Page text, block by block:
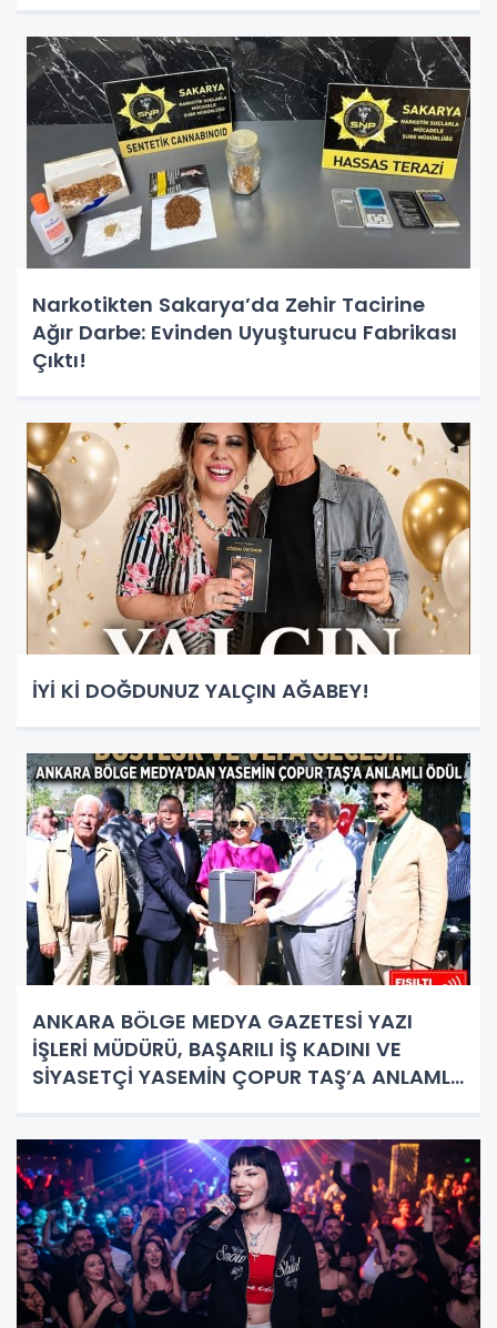
Narkotikten Sakarya’da Zehir Tacirine
Ağır Darbe: Evinden Uyuşturucu Fabrikası
Çıktı!
İYİ Kİ DOĞDUNUZ YALÇIN AĞABEY!
ANKARA BÖLGE MEDYA GAZETESİ YAZI
İŞLERİ MÜDÜRÜ, BAŞARILI İŞ KADINI VE
SİYASETÇİ YASEMİN ÇOPUR TAŞ’A ANLAMLI